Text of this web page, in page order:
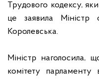
Трудового кодексу,
це заявила Міністр
Королевська.
Міністр наголосила,
комітету парламенту